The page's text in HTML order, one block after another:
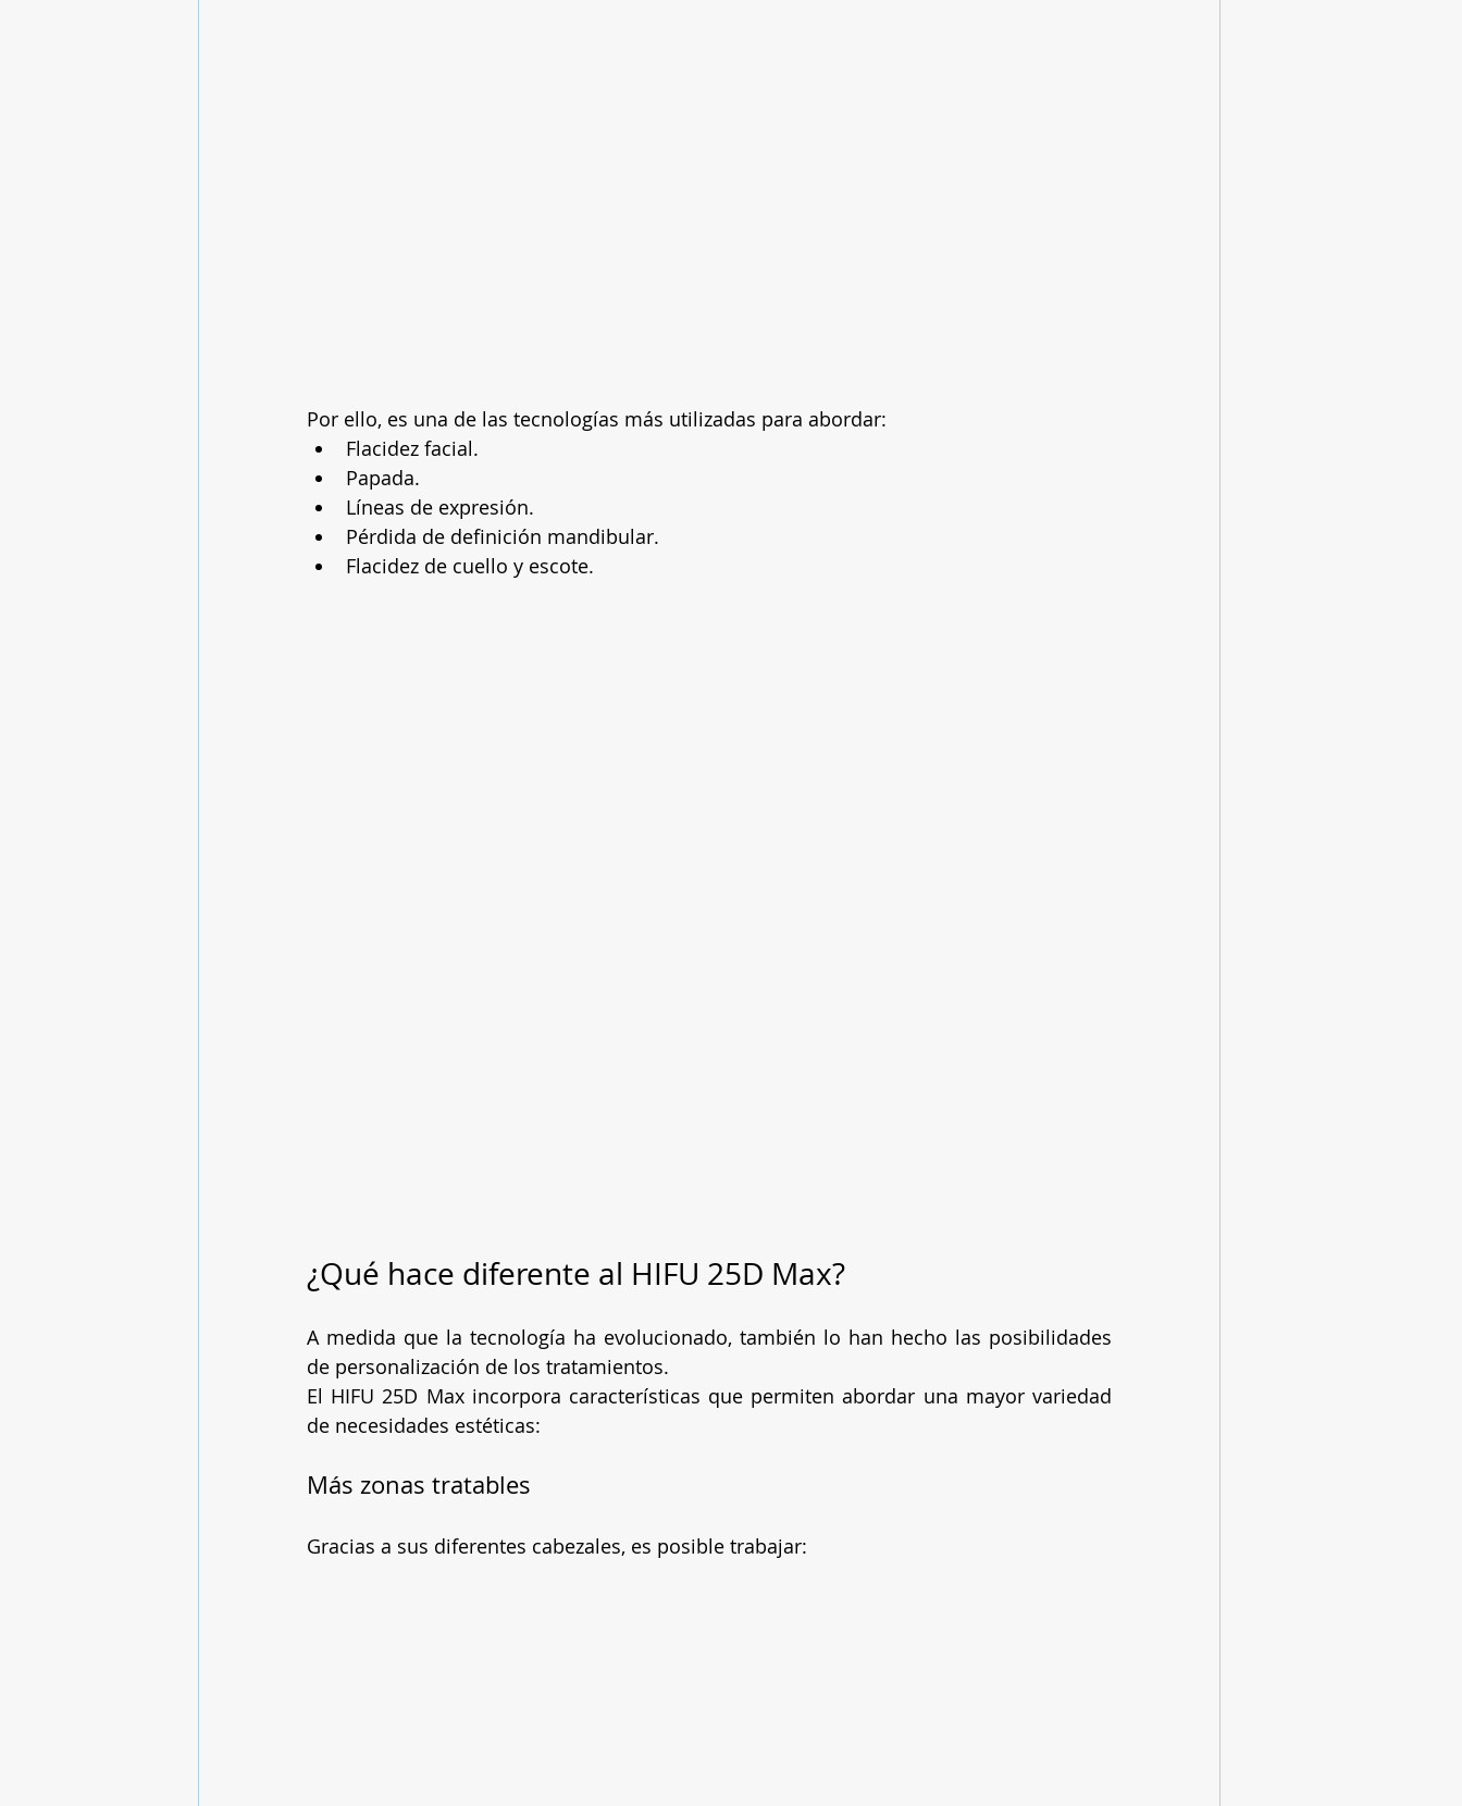
Por ello, es una de las tecnologías más utilizadas para abordar:
Flacidez facial.
Papada.
Líneas de expresión.
Pérdida de definición mandibular.
Flacidez de cuello y escote.
¿Qué hace diferente al HIFU 25D Max?
A medida que la tecnología ha evolucionado, también lo han hecho las posibilidades
de personalización de los tratamientos.
El HIFU 25D Max incorpora características que permiten abordar una mayor variedad
de necesidades estéticas:
Más zonas tratables
Gracias a sus diferentes cabezales, es posible trabajar: